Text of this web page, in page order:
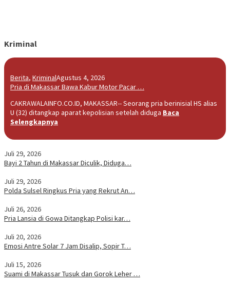
Kriminal
Berita, KriminalAgustus 4, 2026
Pria di Makassar Bawa Kabur Motor Pacar …
CAKRAWALAINFO.CO.ID, MAKASSAR-- Seorang pria berinisial HS alias
U (32) ditangkap aparat kepolisian setelah diduga Baca
Selengkapnya
Juli 29, 2026
Bayi 2 Tahun di Makassar Diculik, Diduga…
Juli 29, 2026
Polda Sulsel Ringkus Pria yang Rekrut An…
Juli 26, 2026
Pria Lansia di Gowa Ditangkap Polisi kar…
Juli 20, 2026
Emosi Antre Solar 7 Jam Disalip, Sopir T…
Juli 15, 2026
Suami di Makassar Tusuk dan Gorok Leher …